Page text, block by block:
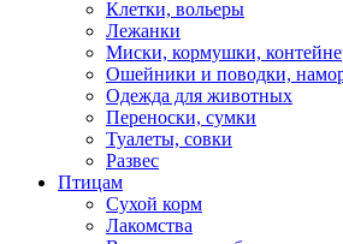
Клетки, вольеры
Лежанки
Миски, кормушки,
Ошейники и поводки,
Одежда для животных
Переноски, сумки
Туалеты, совки
Развес
Птицам
Сухой корм
Лакомства